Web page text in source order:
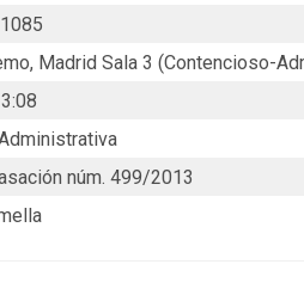
Madrid Sala 3 (Contencioso-
núm. 499/2013